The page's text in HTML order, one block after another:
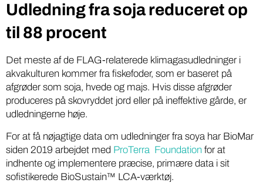
Udledning fra soja reduceret op
til 88 procent
Det meste af de FLAG-relaterede klimagasudledninger i
akvakulturen kommer fra fiskefoder, som er baseret på
afgrøder som soja, hvede og majs. Hvis disse afgrøder
produceres på skovryddet jord eller på ineffektive gårde, er
udledningerne høje.
For at få nøjagtige data om udledninger fra soya har BioMar
siden 2019 arbejdet med ProTerra Foundation for at
indhente og implementere præcise, primære data i sit
sofistikerede BioSustain™ LCA-værktøj.